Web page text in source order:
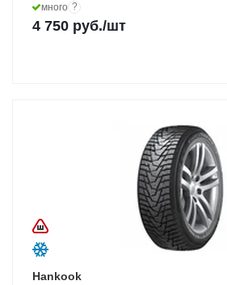
много ?
4 750 руб./шт
Hankook